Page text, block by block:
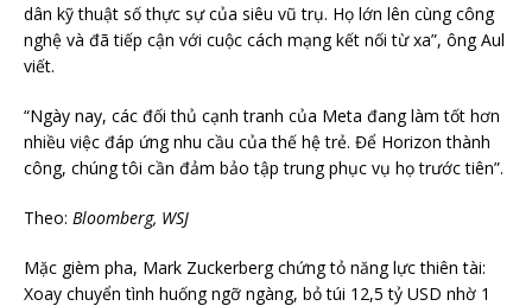
dân kỹ thuật số thực sự của siêu vũ trụ. Họ lớn lên cùng công
nghệ và đã tiếp cận với cuộc cách mạng kết nối từ xa”, ông Aul
viết.
“Ngày nay, các đối thủ cạnh tranh của Meta đang làm tốt hơn
nhiều việc đáp ứng nhu cầu của thế hệ trẻ. Để Horizon thành
công, chúng tôi cần đảm bảo tập trung phục vụ họ trước tiên”.
Theo: Bloomberg, WSJ
Mặc gièm pha, Mark Zuckerberg chứng tỏ năng lực thiên tài:
Xoay chuyển tình huống ngỡ ngàng, bỏ túi 12,5 tỷ USD nhờ 1